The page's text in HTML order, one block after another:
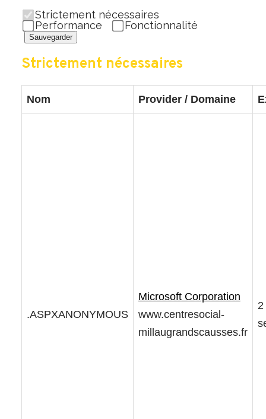
Strictement nécessaires
Performance
Fonctionnalité
Sauvegarder
Strictement nécessaires
Nom Provider / Domaine
.ASPXANONYMOUS
Microsoft Corporation
www.centresocial-
millaugrandscausses.fr